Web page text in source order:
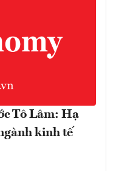
Tô Lâm: Hạ
kinh tế